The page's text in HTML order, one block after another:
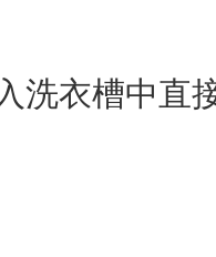
衣槽中直